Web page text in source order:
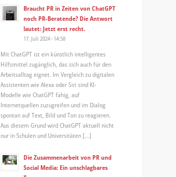
Braucht PR in Zeiten von ChatGPT
noch PR-Beratende? Die Antwort
lautet: Jetzt erst recht.
17. Juli 2024 - 14:58
Mit ChatGPT ist ein künstlich intelligentes
Hilfsmittel zugänglich, das sich auch für den
Arbeitsalltag eignet. Im Vergleich zu digitalen
Assistenten wie Alexa oder Siri sind KI-
Modelle wie ChatGPT fähig, auf
Internetquellen zuzugreifen und im Dialog
spontan auf Text, Bild und Ton zu reagieren.
Aus diesem Grund wird ChatGPT aktuell nicht
nur in Schulen und Universitäten […]
Die Zusammenarbeit von PR und
Social Media: Ein unschlagbares